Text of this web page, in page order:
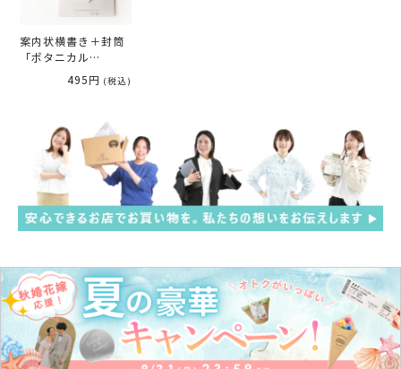
案内状横書き＋封筒
「ボタニカル
mono」20部より受
495円 (税込)